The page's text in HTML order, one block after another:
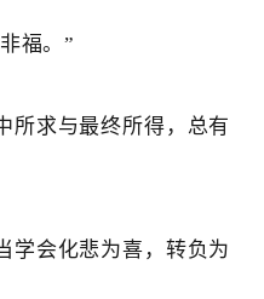
福。 ”
所求与最终所得，总有
学会化悲为喜，转负为